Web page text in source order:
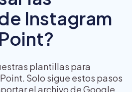
Instagram
plantillas para
Solo sigue estos pasos
el archivo de Google